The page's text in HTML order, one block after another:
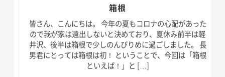
箱根
皆さん、こんにちは。 今年の夏もコロナの心配があった
ので我が家は遠出しないと決めており、夏休み前半は軽
井沢、後半は箱根で少しのんびりめに過ごしました。 長
男君にとっては箱根は初！ ということで、今回は「箱根
といえば！」と […]